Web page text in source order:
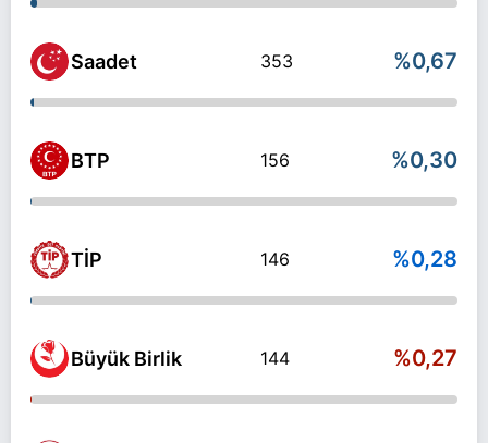
Saadet 353 %0,67
BTP 156 %0,30
TİP 146 %0,28
Büyük Birlik 144 %0,27